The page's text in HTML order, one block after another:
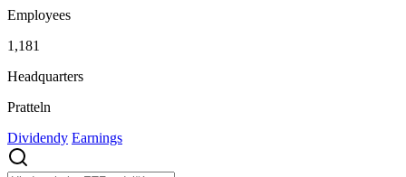
Employees
1,181
Headquarters
Pratteln
Dividendy Earnings